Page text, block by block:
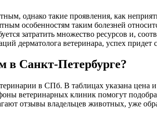
однако такие проявления, как
особенностям таким болезней
затратить множество ресурсов и,
дерматолога ветеринара, успех придет
в Санкт-Петербурге?
в СПб. В таблицах указана цена
ветеринарных клиник помогут
отзывы владельцев животных, уже